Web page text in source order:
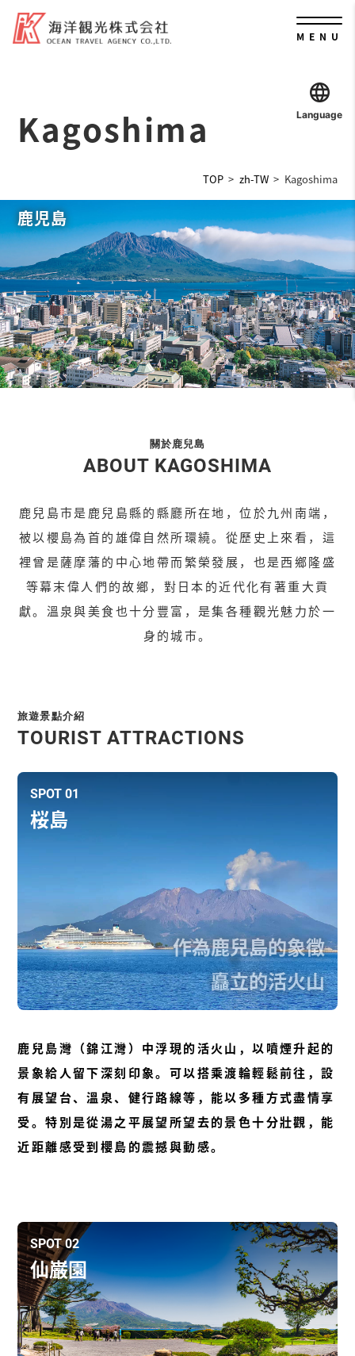
Language
MENU
Kagoshima
TOP zh-TW Kagoshima
鹿児島
關於鹿兒島
ABOUT KAGOSHIMA
鹿兒島市是鹿兒島縣的縣廳所在地，位於九州南端，
被以櫻島為首的雄偉自然所環繞。從歷史上來看，這
裡曾是薩摩藩的中心地帶而繁榮發展，也是西鄉隆盛
等幕末偉人們的故鄉，對日本的近代化有著重大貢
獻。溫泉與美食也十分豐富，是集各種觀光魅力於一
身的城市。
旅遊景點介紹
TOURIST ATTRACTIONS
SPOT 01
桜島
作為鹿兒島的象徵
矗立的活火山
鹿兒島灣（錦江灣）中浮現的活火山，以噴煙升起的
景象給人留下深刻印象。可以搭乘渡輪輕鬆前往，設
有展望台、溫泉、健行路線等，能以多種方式盡情享
受。特別是從湯之平展望所望去的景色十分壯觀，能
近距離感受到櫻島的震撼與動感。
SPOT 02
仙巌園